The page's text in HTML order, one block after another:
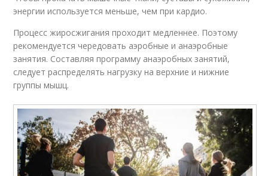
энергии используется меньше, чем при кардио.
Процесс жиросжигания проходит медленнее. Поэтому
рекомендуется чередовать аэробные и анаэробные
занятия. Составляя программу анаэробных занятий,
следует распределять нагрузку на верхние и нижние
группы мышц.